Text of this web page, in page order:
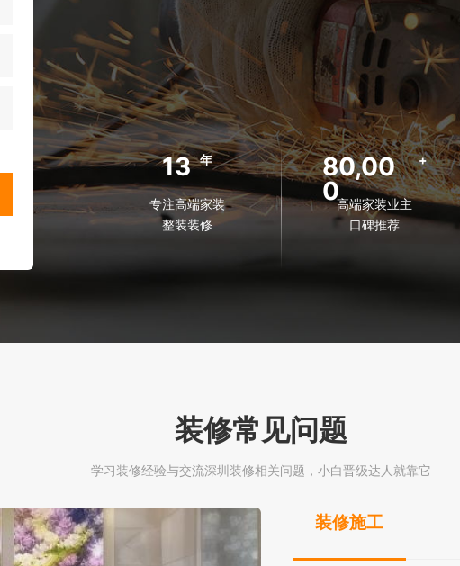
13 年
专注高端家装
整装装修
80,00
0
+
高端家装业主
口碑推荐
装修常见问题
学习装修经验与交流深圳装修相关问题，小白晋级达人就靠它
装修施工